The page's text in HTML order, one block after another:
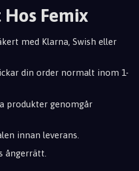
Femix
med Klarna, Swish eller
din order normalt inom 1-
produkter genomgår
innan leverans.
ångerrätt.